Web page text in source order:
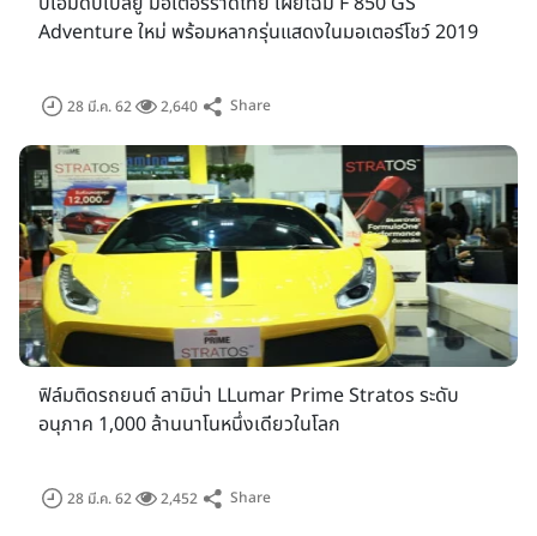
ทางผู้จัดงานฯ ยังมีการเพิ่มช่องทางการจำหน่ายเพื่ออำนวยความ
สะดวกให้กับผู้เข้าชมงานมากยิ่งขึ้น โดยได้ร่วมมือกับธนาคารกสิกร
ไทยในการขายบัตรเข้าชมงานราคาพิเศษสำหรับลูกค้าธนาคารกสิกร
ไทยผ่านช่องทางออนไลน์แอพพลิเคชั่น K-PLUS สำหรับผู้ที่ซื้อบัตร
ล่วงหน้ากับโปรโมชั่น 40 วัน 40 บาท โดยเริ่มจำหน่ายแล้วตั้งแต่วัน
ที่ 13 กุมภาพันธ์ ถึง 26 มีนาคม 2562
สำหรับผู้ลงทะเบียนผ่านแอปพลิเคชั่นพร้อมกรอก e-Ticket Code
เคชั่น Car Buddy by GPI สำหรับแสดงแก่เจ้าหน้าที่เพื่อเข้าชม
Adventure ใหม่ พร้อมหลากรุ่นแสดงในมอเตอร์โชว์ 2019
28 มี.ค. 62 2,640 Share
ฟิล์มติดรถยนต์ ลามิน่า LLumar Prime Stratos ระดับ
อนุภาค 1,000 ล้านนาโนหนึ่งเดียวในโลก
28 มี.ค. 62 2,452 Share